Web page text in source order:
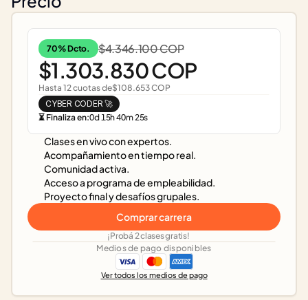
Clases en vivo con expertos.
Acompañamiento en tiempo real.
Comunidad activa.
Acceso a programa de empleabilidad.
Proyecto final y desafíos grupales.
Comprar carrera
70% Dcto. $4.346.100 COP
$1.303.830 COP
Hasta 12 cuotas de$108.653 COP
CYBER CODER 🚀
⏳ Finaliza en:0d15h40m25s
¡Probá 2 clases gratis!
Medios de pago disponibles
Ver todos los medios de pago